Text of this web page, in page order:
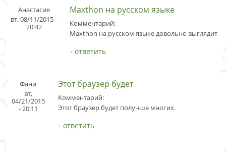
Анастасия
вт, 08/11/2015 -
20:42
Maxthon на русском языке
Комментарий:
Maxthon на русском языке довольно выглядит
ответить
Фани
вт,
04/21/2015
- 20:11
Этот браузер будет
Комментарий:
Этот браузер будет получше многих.
ответить